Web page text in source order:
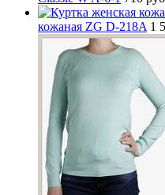
кожаная ZG D-218A 1